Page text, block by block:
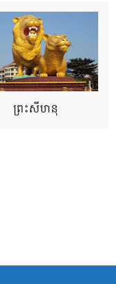
ព្រះសីហនុ